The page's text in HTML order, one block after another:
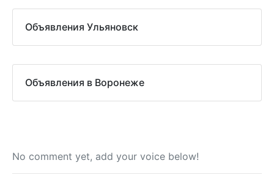
Объявления Ульяновск
Объявления в Воронеже
No comment yet, add your voice below!